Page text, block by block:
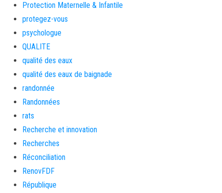
Protection Maternelle & Infantile
protegez-vous
psychologue
QUALITE
qualité des eaux
qualité des eaux de baignade
randonnée
Randonnées
rats
Recherche et innovation
Recherches
Réconciliation
RenovFDF
République